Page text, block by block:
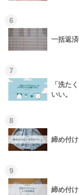
6
一括返
7
「洗た
いい。
8
締め付
9
締め付